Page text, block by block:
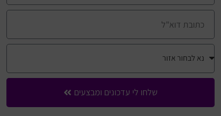
שלחו לי עדכונים ומבצעים